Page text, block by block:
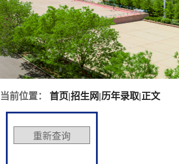
当前位置： 首页|招生网|历年录取|正文